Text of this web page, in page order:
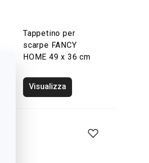
Tappetino per
scarpe FANCY
HOME 49 x 36 cm
Visualizza